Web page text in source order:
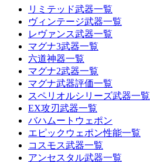
リミテッド武器一覧
ヴィンテージ武器一覧
レヴァンス武器一覧
マグナ3武器一覧
六道神器一覧
マグナ2武器一覧
マグナ武器評価一覧
スペリオルシリーズ武器一覧
EX攻刃武器一覧
バハムートウェポン
エピックウェポン性能一覧
コスモス武器一覧
アンセスタル武器一覧